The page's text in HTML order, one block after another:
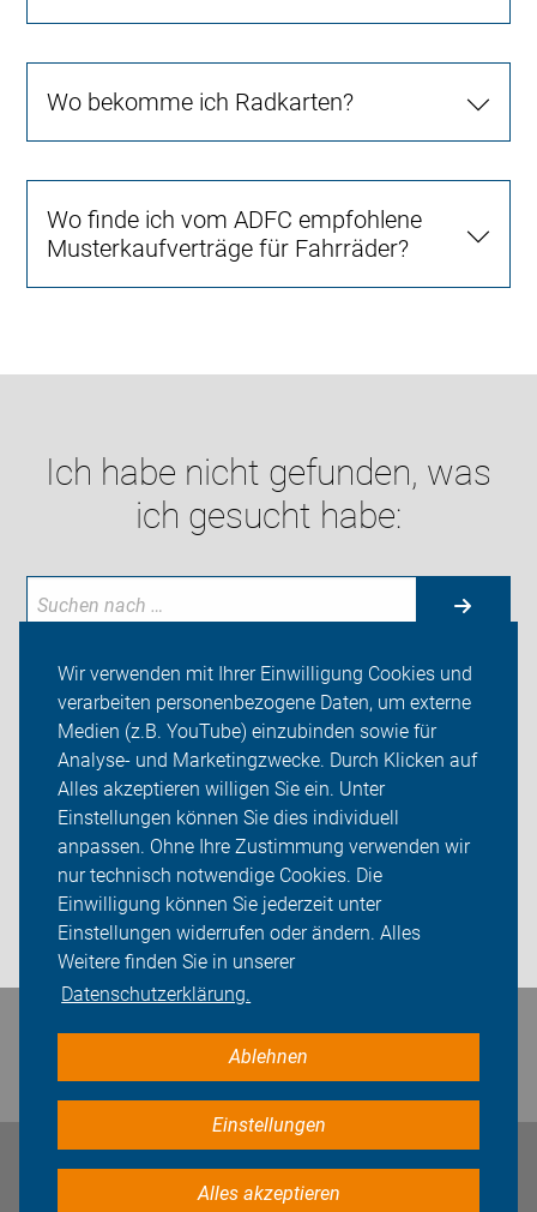
Wir verwenden mit Ihrer Einwilligung Cookies und
verarbeiten personenbezogene Daten, um externe
Medien (z.B. YouTube) einzubinden sowie für
Analyse- und Marketingzwecke. Durch Klicken auf
Alles akzeptieren willigen Sie ein. Unter
Einstellungen können Sie dies individuell
anpassen. Ohne Ihre Zustimmung verwenden wir
nur technisch notwendige Cookies. Die
Einwilligung können Sie jederzeit unter
Einstellungen widerrufen oder ändern. Alles
Weitere finden Sie in unserer
Datenschutzerklärung.
Ablehnen
Einstellungen
Alles akzeptieren
Wo bekomme ich Radkarten?
Wo finde ich vom ADFC empfohlene
Musterkaufverträge für Fahrräder?
Ich habe nicht gefunden, was
ich gesucht habe:
Neuigkeiten
ADFC Neumarkt i.d.OPf.
Radverkehr in Neumarkt
Sei dabei
Login
Bleiben Sie in Kontakt
Impressum Datenschutz Cookie-Einstellungen